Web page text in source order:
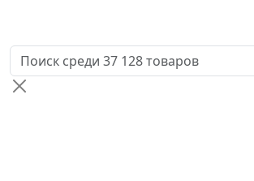
Поиск товаров по названию или